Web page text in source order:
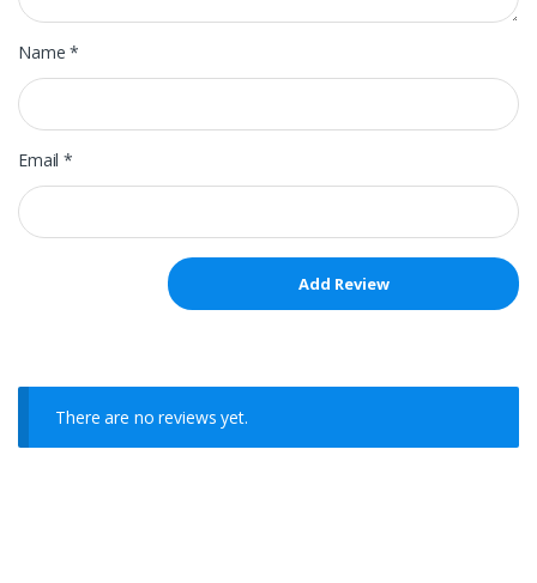
Name*
Email*
There are no reviews yet.